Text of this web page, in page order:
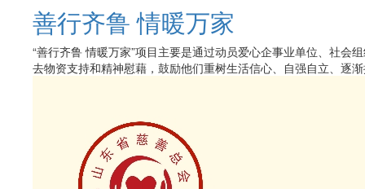
善行齐鲁 情暖万家
“善行齐鲁 情暖万家”项目主要是通过动员爱心企事业单位、社
去物资支持和精神慰藉，鼓励他们重树生活信心、自强自立、逐